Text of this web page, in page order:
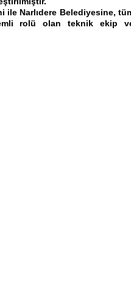
DUYURUSU
ile Narlıdere Belediyesine,
rolü olan teknik ekip